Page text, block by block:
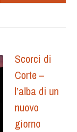
Scorci di
Corte –
l’alba di un
nuovo
giorno